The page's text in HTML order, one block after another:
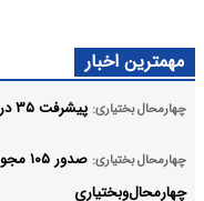
مهمترین اخبار
چهارمحال بختیاری: پیشرفت ۳۵ درصدی باند دوم محور سورشجان به سودجان
چهارمحال بختیاری:
چهارمحال‌وبختیاری